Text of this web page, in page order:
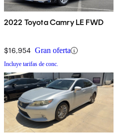
2022 Toyota Camry LE FWD
$16,954 Gran oferta
Incluye tarifas de conc.